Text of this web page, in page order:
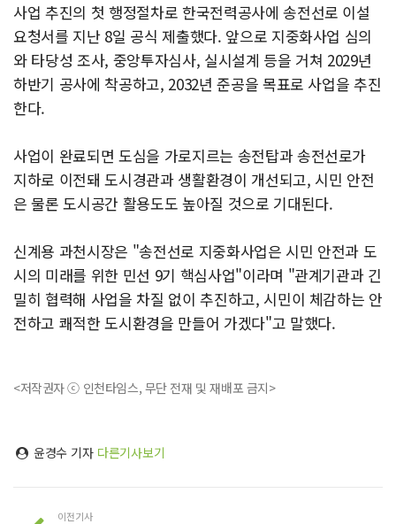
사업 추진의 첫 행정절차로 한국전력공사에 송전선로 이설
요청서를 지난 8일 공식 제출했다. 앞으로 지중화사업 심의
와 타당성 조사, 중앙투자심사, 실시설계 등을 거쳐 2029년
하반기 공사에 착공하고, 2032년 준공을 목표로 사업을 추진
한다.
사업이 완료되면 도심을 가로지르는 송전탑과 송전선로가
지하로 이전돼 도시경관과 생활환경이 개선되고, 시민 안전
은 물론 도시공간 활용도도 높아질 것으로 기대된다.
신계용 과천시장은 "송전선로 지중화사업은 시민 안전과 도
시의 미래를 위한 민선 9기 핵심사업"이라며 "관계기관과 긴
밀히 협력해 사업을 차질 없이 추진하고, 시민이 체감하는 안
전하고 쾌적한 도시환경을 만들어 가겠다"고 말했다.
<저작권자 ⓒ 인천타임스, 무단 전재 및 재배포 금지>
윤경수 기자 다른기사보기
이전기사